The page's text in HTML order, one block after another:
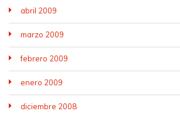
abril 2009
marzo 2009
febrero 2009
enero 2009
diciembre 2008